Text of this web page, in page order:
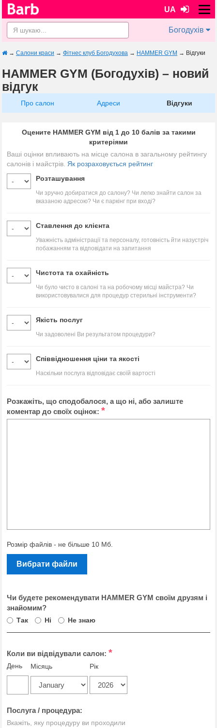
UA
Богодухів
→ Салони краси → Фітнес клуб Богодухова → HAMMER GYM → Відгуки
HAMMER GYM (Богодухів) – новий
відгук
Про салон Адреси Відгуки
Оцените HAMMER GYM від 1 до 10 балів за такими
критеріями
Ваші оцінки впливають на місце салона в загальному рейтингу
салонів і майстрів. Як розраховується рейтинг
Розташування
Чи зручно добиратися до салону? Чи легко знайти салон за
вказаною адресою? Чи є паркінг при вході?
Ставлення до клієнта
Уважність адміністрації та персоналу, готовність йти назустріч
побажанням та відповідати на запитання
Чистота та охайність
Чи було чисто в салоні та на робочому місці майстра? Чи
використовувалися для процедур стерильні інструменти?
Якість послуг
Чи задоволені Ви результатом процедури?
Співвідношення ціни та якості
Наскільки послуга відповідає своїй вартості
Розкажіть, що сподобалося, а що ні, або залиште
коментар до своїх оцінок: *
Розмір файлів - не більше 10 Мб.
Вибрати файли
Чи будете рекомендувати HAMMER GYM своїм друзям і
знайомим?
Так Ні Не знаю
Коли ви відвідували салон: *
День Місяць Рік
Послуга / процедура:
Вкажіть, яку процедуру ви проходили